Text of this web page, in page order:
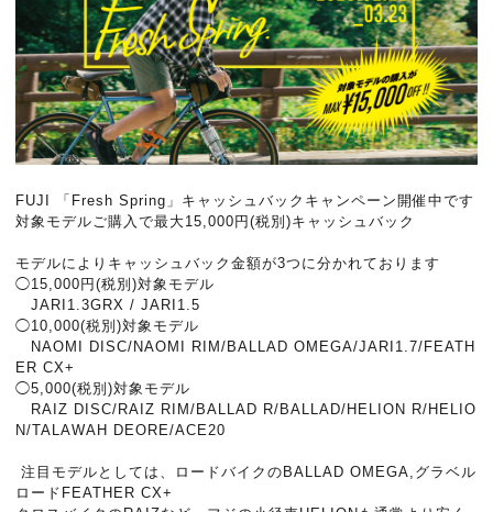
FUJI 「Fresh Spring」キャッシュバックキャンペーン開催中です
対象モデルご購入で最大15,000円(税別)キャッシュバック
モデルによりキャッシュバック金額が3つに分かれております
◯15,000円(税別)対象モデル
JARI1.3GRX / JARI1.5
◯10,000(税別)対象モデル
NAOMI DISC/NAOMI RIM/BALLAD OMEGA/JARI1.7/FEATH
ER CX+
◯5,000(税別)対象モデル
RAIZ DISC/RAIZ RIM/BALLAD R/BALLAD/HELION R/HELIO
N/TALAWAH DEORE/ACE20
注目モデルとしては、ロードバイクのBALLAD OMEGA,グラベル
ロードFEATHER CX+